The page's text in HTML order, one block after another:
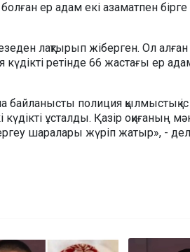
ер адам екі азаматпен бірге
лақтырып жіберген. Ол
ретінде 66 жастағы ер
байланысты полиция қылмыстық
ұсталды. Қазір оқиғаның
шаралары жүріп жатыр», -